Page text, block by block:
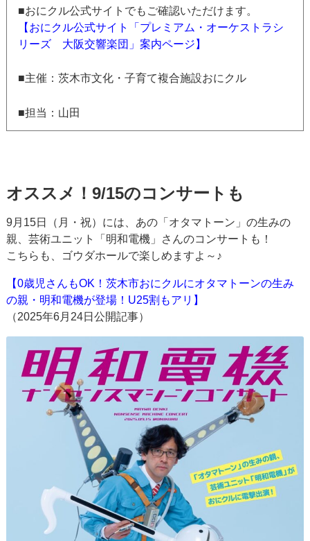
■おにクル公式サイトでもご確認いただけます。
【おにクル公式サイト「プレミアム・オーケストラシ
リーズ 大阪交響楽団」案内ページ】
■主催：茨木市文化・子育て複合施設おにクル
■担当：山田
オススメ！9/15のコンサートも
9月15日（月・祝）には、あの「オタマトーン」の生みの
親、芸術ユニット「明和電機」さんのコンサートも！
こちらも、ゴウダホールで楽しめますよ～♪
【0歳児さんもOK！茨木市おにクルにオタマトーンの生み
の親・明和電機が登場！U25割もアリ】
（2025年6月24日公開記事）